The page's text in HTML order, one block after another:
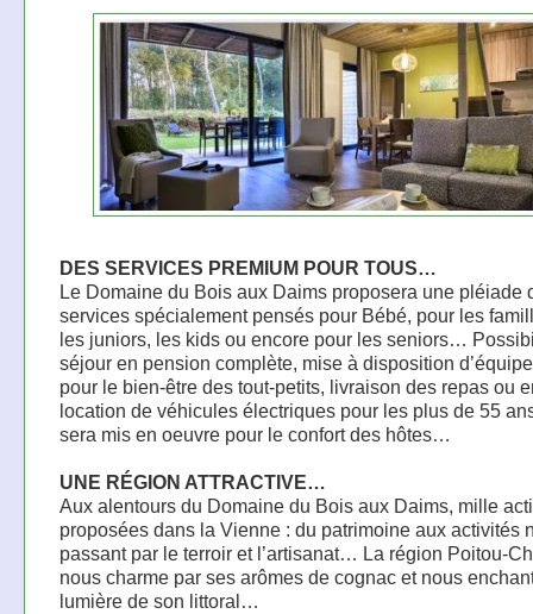
DES SERVICES PREMIUM POUR TOUS…
Le Domaine du Bois aux Daims proposera une pléiade
services spécialement pensés pour Bébé, pour les
les juniors, les kids ou encore pour les seniors…
séjour en pension complète, mise à disposition
pour le bien-être des tout-petits, livraison des repas ou
location de véhicules électriques pour les plus de 55
sera mis en oeuvre pour le confort des hôtes…
UNE RÉGION ATTRACTIVE…
Aux alentours du Domaine du Bois aux Daims, mille
proposées dans la Vienne : du patrimoine aux activités
passant par le terroir et l’artisanat… La région Poitou-
nous charme par ses arômes de cognac et nous
lumière de son littoral…